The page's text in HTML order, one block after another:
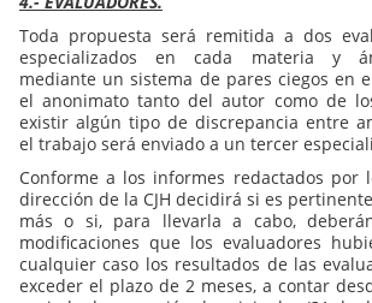
Toda propuesta será remitida a dos
especializados en cada materia y
mediante un sistema de pares ciegos en
el anonimato tanto del autor como de
existir algún tipo de discrepancia entre
el trabajo será enviado a un tercer
Conforme a los informes redactados por
dirección de la CJH decidirá si es
más o si, para llevarla a cabo,
modificaciones que los evaluadores
cualquier caso los resultados de las
exceder el plazo de 2 meses, a contar